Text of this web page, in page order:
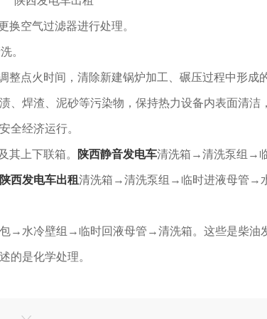
换空气过滤器进行处理。
。
整点火时间，清除新建锅炉加工、碾压过程中形成
、焊渣、泥砂等污染物，保持热力设备内表面清洁
全经济运行。
其上下联箱。 陕西静音发电车清洗箱→清洗泵组→
陕西发电车出租清洗箱→清洗泵组→临时进液母管→
水冷壁组→临时回液母管→清洗箱。这些是柴油
的是化学处理。